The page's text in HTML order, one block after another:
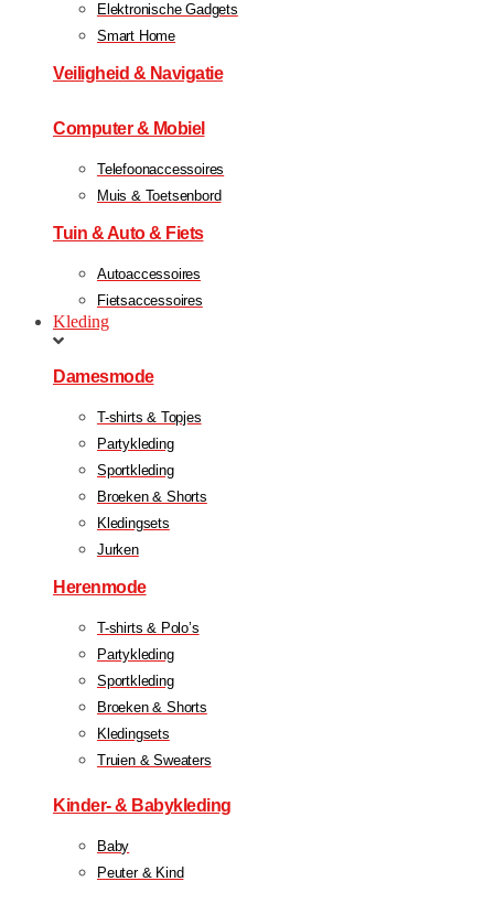
Elektronische Gadgets
Smart Home
Veiligheid & Navigatie
Computer & Mobiel
Telefoonaccessoires
Muis & Toetsenbord
Tuin & Auto & Fiets
Autoaccessoires
Fietsaccessoires
Kleding
Damesmode
T-shirts & Topjes
Partykleding
Sportkleding
Broeken & Shorts
Kledingsets
Jurken
Herenmode
T-shirts & Polo’s
Partykleding
Sportkleding
Broeken & Shorts
Kledingsets
Truien & Sweaters
Kinder- & Babykleding
Baby
Peuter & Kind